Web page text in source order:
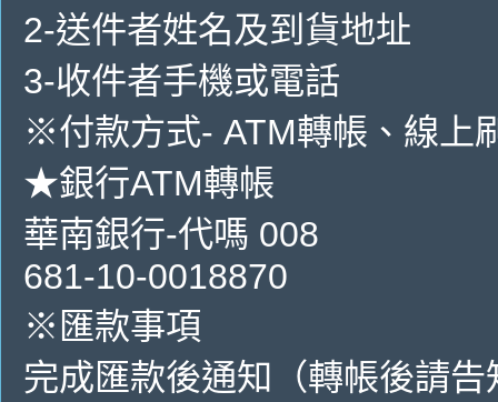
2-送件者姓名及到貨地址
3-收件者手機或電話
※付款方式- ATM轉帳、線上
★銀行ATM轉帳
華南銀行-代嗎 008
681-10-0018870
※匯款事項
完成匯款後通知（轉帳後請告